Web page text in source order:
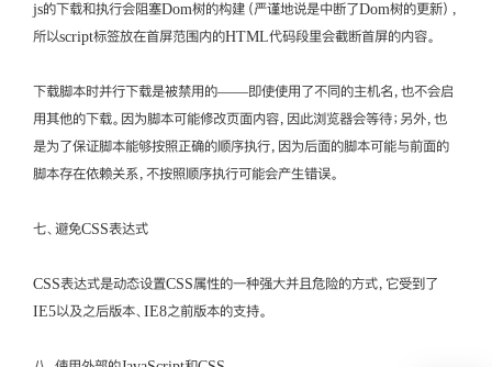
js的下载和执行会阻塞Dom树的构建（严谨地说是中断了Dom树的更新），
所以script标签放在首屏范围内的HTML代码段里会截断首屏的内容。
下载脚本时并行下载是被禁用的——即使使用了不同的主机名，也不会启
用其他的下载。因为脚本可能修改页面内容，因此浏览器会等待；另外，也
是为了保证脚本能够按照正确的顺序执行，因为后面的脚本可能与前面的
脚本存在依赖关系，不按照顺序执行可能会产生错误。
七、避免CSS表达式
CSS表达式是动态设置CSS属性的一种强大并且危险的方式，它受到了
IE5以及之后版本、IE8之前版本的支持。